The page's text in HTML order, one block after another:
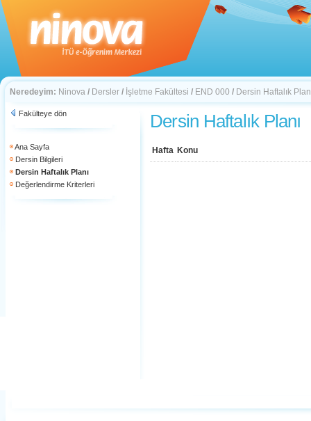
Neredeyim: Ninova / Dersler / İşletme Fakültesi / END 000 / Dersin Haftalık
Fakülteye dön
Ana Sayfa
Dersin Bilgileri
Dersin Haftalık Planı
Değerlendirme Kriterleri
Dersin Haftalık Planı
Hafta Konu